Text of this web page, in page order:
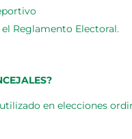
Reglamento Electoral.
en elecciones